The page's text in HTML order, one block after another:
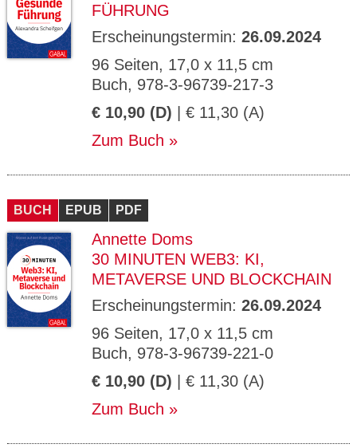
FÜHRUNG
Erscheinungstermin: 26.09.2024
96 Seiten, 17,0 x 11,5 cm
Buch, 978-3-96739-217-3
€ 10,90 (D) | € 11,30 (A)
Zum Buch
BUCH EPUB PDF
Annette Doms
30 MINUTEN WEB3: KI,
METAVERSE UND BLOCKCHAIN
Erscheinungstermin: 26.09.2024
96 Seiten, 17,0 x 11,5 cm
Buch, 978-3-96739-221-0
€ 10,90 (D) | € 11,30 (A)
Zum Buch